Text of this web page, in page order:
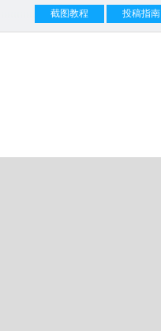
截图教程 投稿指南